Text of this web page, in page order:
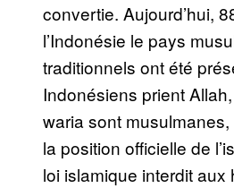
convertie. Aujourd’hui,
l’Indonésie le pays
traditionnels ont été
Indonésiens prient
waria sont
la position officielle de
loi islamique interdit